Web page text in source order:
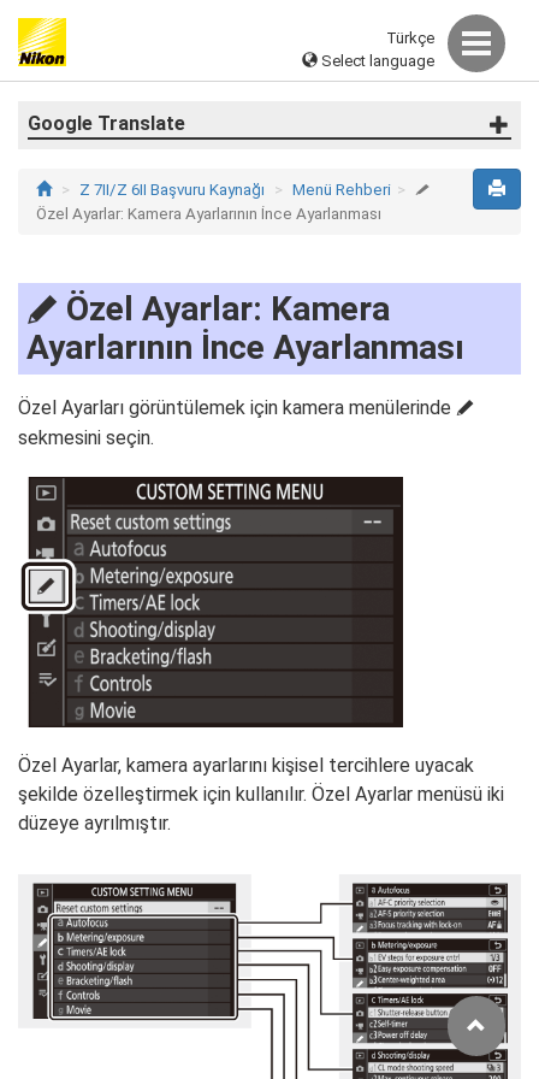
Türkçe
Select language
Google Translate
Z 7II/Z 6II Başvuru Kaynağı Menü Rehberi A
Özel Ayarlar: Kamera Ayarlarının İnce Ayarlanması
A Özel Ayarlar: Kamera
Ayarlarının İnce Ayarlanması
Özel Ayarları görüntülemek için kamera menülerinde A
sekmesini seçin.
Özel Ayarlar, kamera ayarlarını kişisel tercihlere uyacak
şekilde özelleştirmek için kullanılır. Özel Ayarlar menüsü iki
düzeye ayrılmıştır.